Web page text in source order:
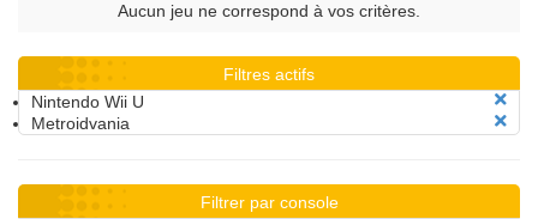
Aucun jeu ne correspond à vos critères.
Filtres actifs
Nintendo Wii U
Metroidvania
Filtrer par console